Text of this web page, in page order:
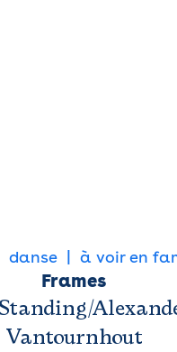
danse à voir en
Frames
Vantournhout